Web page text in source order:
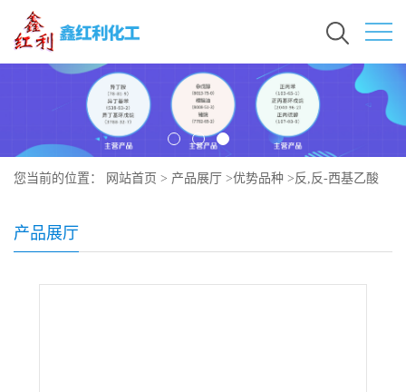
您当前的位置： 网站首页 > 产品展厅 >优势品种 >反,反-西基乙酸
产品展厅